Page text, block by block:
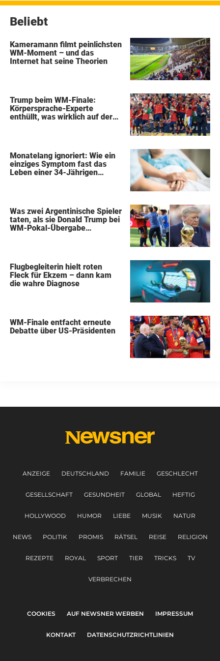
Beliebt
Kameramann filmt peinlichsten
WM-Moment – und das
Internet hat seine Theorien
Trump beim WM-Finale:
Körpersprache-Experte
enthüllt, was wirklich auf der
Monatelang ignoriert: Wie ein
einziges Symptom fast das
Leben einer 34-Jährigen
Was zwei Argentinische Spieler
taten, als sie Donald Trump bei
WM-Pokal-Übergabe
Flugbegleiterin hielt roten
Fleck für Ekzem – dann kam
die wahre Diagnose
WM-Finale entfacht erneute
Debatte über US-Präsidenten
ANZEIGE DEUTSCHLAND FAMILIE GESCHLECHT
GESELLSCHAFT GESUNDHEIT GLOBAL HEFTIG
HOLLYWOOD HUMOR LIEBE MUSIK NATUR
NEWS POLITIK PROMIS RÄTSEL REISE RELIGION
REZEPTE ROYAL SPORT TIER TRICKS TV
VERBRECHEN
COOKIES AUF NEWSNER WERBEN IMPRESSUM
KONTAKT DATENSCHUTZRICHTLINIEN